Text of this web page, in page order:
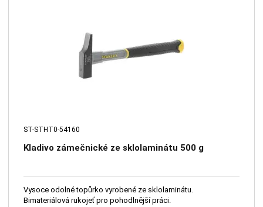
ST-STHT0-54160
Kladivo zámečnické ze sklolaminátu 500 g
Vysoce odolné topůrko vyrobené ze sklolaminátu.
Bimateriálová rukojeť pro pohodlnější práci.